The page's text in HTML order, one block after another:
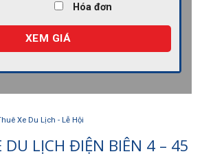
Hóa đơn
XEM GIÁ
Xe Du Lịch - Lễ Hội
DU LỊCH ĐIỆN BIÊN 4 – 45